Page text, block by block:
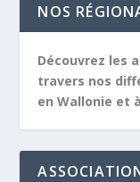
NOS
Découvrez les
travers nos
en Wallonie et